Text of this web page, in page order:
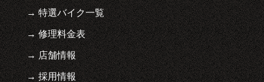
特選バイク一覧
修理料金表
店舗情報
採用情報